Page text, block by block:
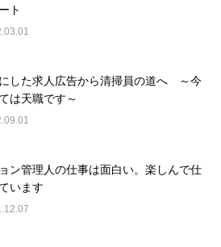
ト
した求人広告から清掃員の道へ ～今
は天職です～
ン管理人の仕事は面白い。楽しんで仕
います